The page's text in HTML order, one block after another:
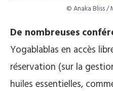
© Anaka Bliss /
De nombreuses
Yogablablas en accès
réservation (sur la
huiles essentielles,